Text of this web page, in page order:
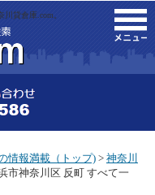
貸倉庫.com。
情報満載（トップ)> 神奈川
市神奈川区 反町 すべて一